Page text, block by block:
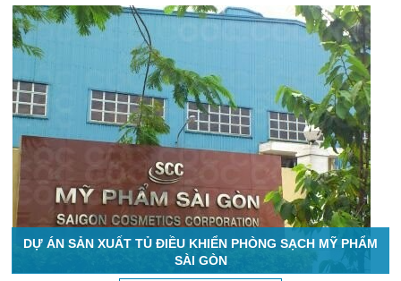
DỰ ÁN SẢN XUẤT TỦ ĐIỀU KHIỂN PHÒNG SẠCH MỸ PHẨM
SÀI GÒN